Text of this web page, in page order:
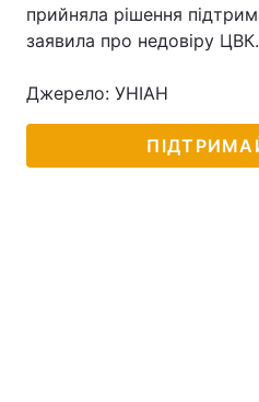
Тема оформлення
прийняла рішення
заявила про недовіру ЦВК.
Джерело: УНІАН